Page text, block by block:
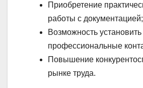
Приобретение
работы с документацией;
Возможность установить
профессиональные
Повышение
рынке труда.